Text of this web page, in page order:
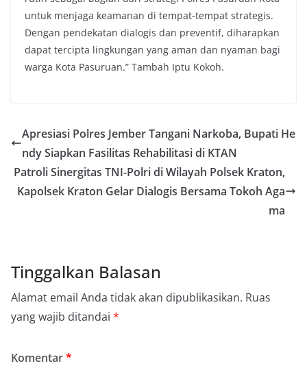
untuk menjaga keamanan di tempat-tempat strategis.
Dengan pendekatan dialogis dan preventif, diharapkan
dapat tercipta lingkungan yang aman dan nyaman bagi
warga Kota Pasuruan.” Tambah Iptu Kokoh.
Apresiasi Polres Jember Tangani Narkoba, Bupati He
ndy Siapkan Fasilitas Rehabilitasi di KTAN
Patroli Sinergitas TNI-Polri di Wilayah Polsek Kraton,
Kapolsek Kraton Gelar Dialogis Bersama Tokoh Aga
ma
Tinggalkan Balasan
Alamat email Anda tidak akan dipublikasikan. Ruas
yang wajib ditandai *
Komentar*